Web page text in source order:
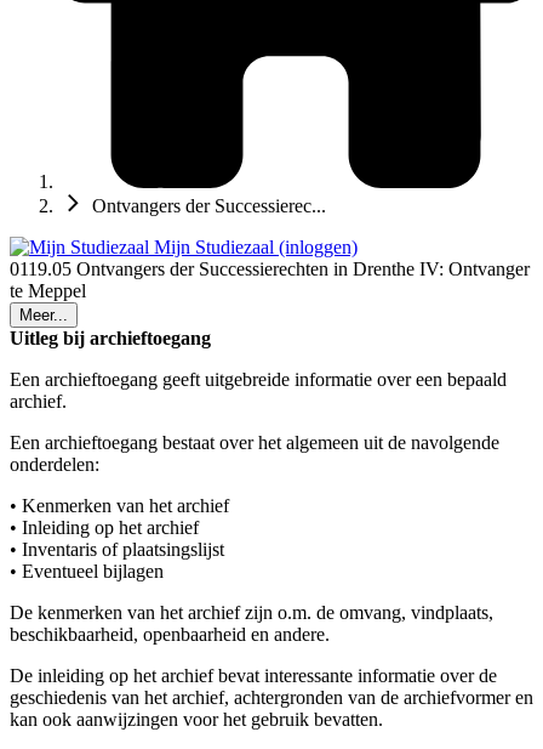
Ontvangers der Successierec...
Mijn Studiezaal (inloggen)
0119.05 Ontvangers der Successierechten in Drenthe IV: Ontvanger
te Meppel
Meer...
Uitleg bij archieftoegang
Een archieftoegang geeft uitgebreide informatie over een bepaald
archief.
Een archieftoegang bestaat over het algemeen uit de navolgende
onderdelen:
• Kenmerken van het archief
• Inleiding op het archief
• Inventaris of plaatsingslijst
• Eventueel bijlagen
De kenmerken van het archief zijn o.m. de omvang, vindplaats,
beschikbaarheid, openbaarheid en andere.
De inleiding op het archief bevat interessante informatie over de
geschiedenis van het archief, achtergronden van de archiefvormer en
kan ook aanwijzingen voor het gebruik bevatten.